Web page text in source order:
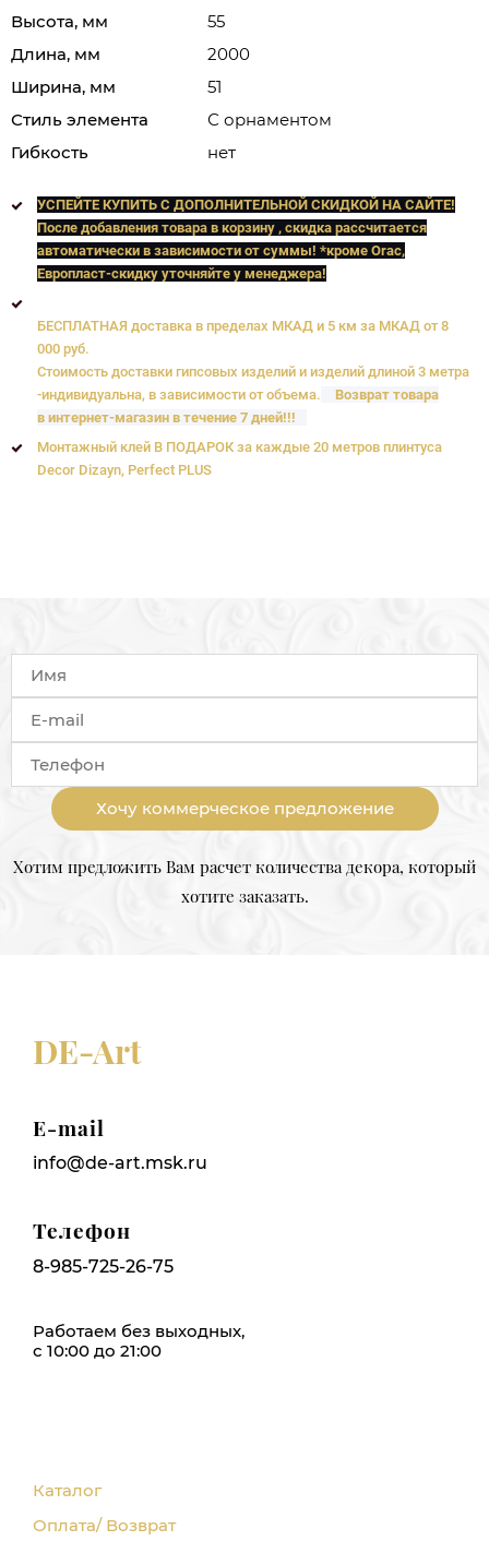
Высота, мм
55
Длина, мм
2000
Ширина, мм
51
Стиль элемента
С орнаментом
Гибкость
нет
УСПЕЙТЕ КУПИТЬ C ДОПОЛНИТЕЛЬНОЙ СКИДКОЙ НА САЙТЕ!
После добавления товара в корзину , скидка рассчитается
автоматически в зависимости от суммы! *кроме Orac,
Европласт-скидку уточняйте у менеджера!
БЕСПЛАТНАЯ доставка в пределах МКАД и 5 км за МКАД от 8
000 руб.
Стоимость доставки гипсовых изделий и изделий длиной 3 метра
-индивидуальна, в зависимости от объема.
Возврат товара
в интернет-магазин в течение 7 дней!!!
Монтажный клей В ПОДАРОК за каждые 20 метров плинтуса
Decor Dizayn, Perfect PLUS
Хочу коммерческое предложение
Хотим предложить Вам расчет количества декора, который
хотите заказать.
DE-Art
E-mail
info@de-art.msk.ru
Телефон
8-985-725-26-75
Работаем без выходных,
с 10:00 до 21:00
Каталог
Оплата/ Возврат